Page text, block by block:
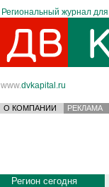
Региональный журнал
www.dvkapital.ru
О КОМПАНИИ РЕКЛАМА
Регион сегодня